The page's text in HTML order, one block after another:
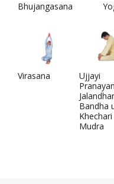
Bhujangasana
Virasana
Ujjayi
Bandha
Khechari
Mudra